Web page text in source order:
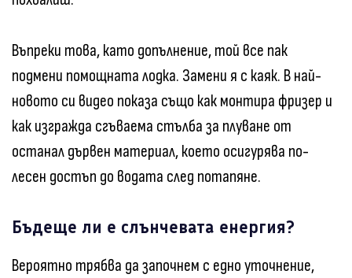
Въпреки това, като допълнение, той все пак
подмени помощната лодка. Замени я с каяк. В най-
новото си видео показа също как монтира фризер и
как изгражда сгъваема стълба за плуване от
останал дървен материал, което осигурява по-
лесен достъп до водата след потапяне.
Бъдеще ли е слънчевата енергия?
Вероятно трябва да започнем с едно уточнение,